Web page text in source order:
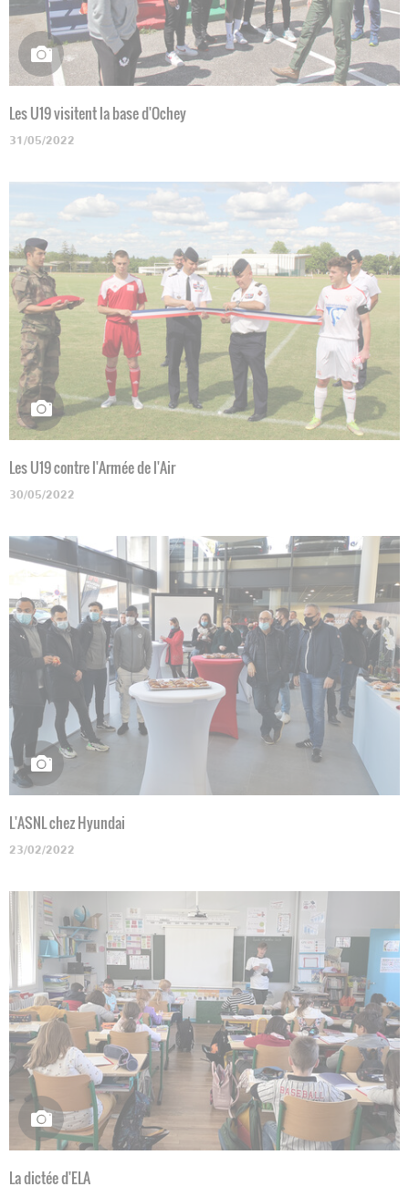
Les U19 visitent la base d'Ochey
31/05/2022
Les U19 contre l'Armée de l'Air
30/05/2022
L'ASNL chez Hyundai
23/02/2022
La dictée d'ELA